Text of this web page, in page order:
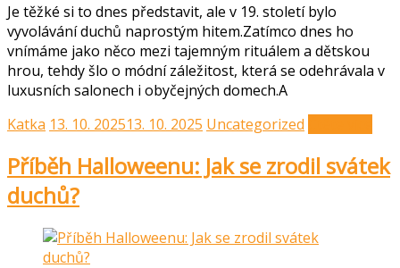
Je těžké si to dnes představit, ale v 19. století bylo
vyvolávání duchů naprostým hitem.Zatímco dnes ho
vnímáme jako něco mezi tajemným rituálem a dětskou
hrou, tehdy šlo o módní záležitost, která se odehrávala v
luxusních salonech i obyčejných domech.A
Katka 13. 10. 202513. 10. 2025 Uncategorized
Příběh Halloweenu: Jak se zrodil svátek
duchů?